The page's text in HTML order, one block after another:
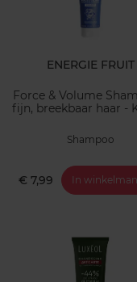
ENERGIE FRUIT
Force & Volume
fijn, breekbaar haar -
Shampoo
€ 7,99 In